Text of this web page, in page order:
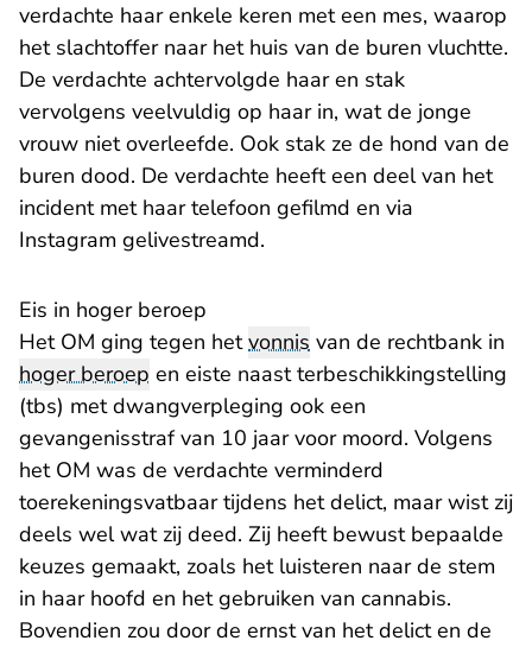
verdachte haar enkele keren met een mes, waarop
het slachtoffer naar het huis van de buren vluchtte.
De verdachte achtervolgde haar en stak
vervolgens veelvuldig op haar in, wat de jonge
vrouw niet overleefde. Ook stak ze de hond van de
buren dood. De verdachte heeft een deel van het
incident met haar telefoon gefilmd en via
Instagram gelivestreamd.
Eis in hoger beroep
Het OM ging tegen hetvonnis van de rechtbank- U
in
hoger beroep en eiste naast terbeschikkingstelling
(tbs) met dwangverpleging ook een
gevangenisstraf van 10 jaar voor moord. Volgens
het OM was de verdachte verminderd
toerekeningsvatbaar tijdens het delict, maar wist zij
deels wel wat zij deed. Zij heeft bewust bepaalde
keuzes gemaakt, zoals het luisteren naar de stem
in haar hoofd en het gebruiken van cannabis.
Bovendien zou door de ernst van het delict en de